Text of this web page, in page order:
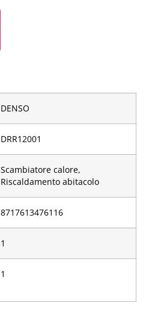
DENSO
DRR12001
Scambiatore calore,
Riscaldamento abitacolo
­8717613476116
1
1